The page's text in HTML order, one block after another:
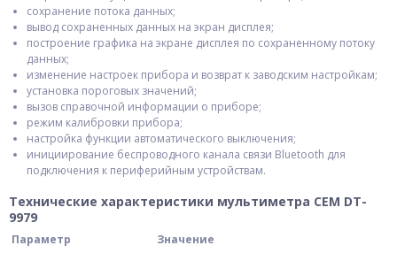
сохранение потока данных;
вывод сохраненных данных на экран дисплея;
построение графика на экране дисплея по сохраненному потоку
данных;
изменение настроек прибора и возврат к заводским настройкам;
установка пороговых значений;
вызов справочной информации о приборе;
режим калибровки прибора;
настройка функции автоматического выключения;
инициирование беспроводного канала связи Bluetooth для
подключения к периферийным устройствам.
Технические характеристики мультиметра СЕМ DT-
9979
Параметр
Значение